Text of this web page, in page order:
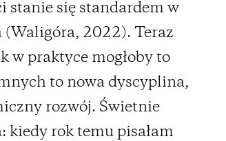
stanie się standardem w
2022). Teraz
w praktyce mogłoby to
to nowa dyscyplina,
rozwój. Świetnie
kiedy rok temu pisałam